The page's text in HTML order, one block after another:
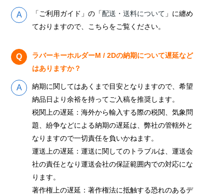
「ご利用ガイド」の「配送・送料について 」に纏め
ておりますので、こちらをご覧ください。
ラバーキーホルダーM / 2Dの納期について遅延など
はありますか？
納期に関してはあくまで目安となりますので、希望
納品日より余裕を持ってご入稿を推奨します。
税関上の遅延：海外から輸入する際の税関、気象問
題、紛争などによる納期の遅延は、弊社の管轄外と
なりますので一切責任を負いかねます。
運送上の遅延：運送に関してのトラブルは、運送会
社の責任となり運送会社の保証範囲内での対応にな
ります。
著作権上の遅延：著作権法に抵触する恐れのあるデ